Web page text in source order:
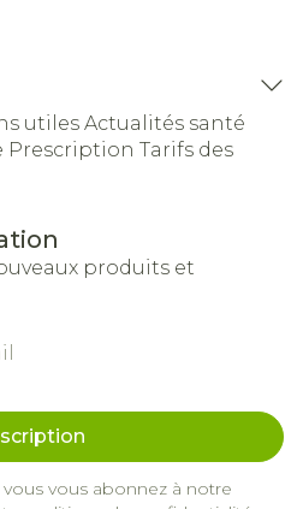
utiles Actualités santé
Prescription Tarifs des
produits et
vous abonnez à notre